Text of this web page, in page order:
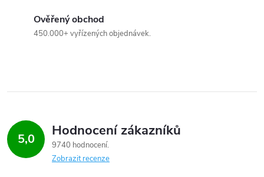
Ověřený obchod
450.000+ vyřízených objednávek.
5,0 Hodnocení zákazníků
9740 hodnocení
Zobrazit recenze